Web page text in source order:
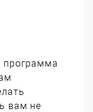
программа
вам не